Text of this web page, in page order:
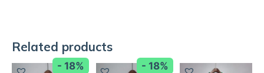
Related products
- 18% - 18%